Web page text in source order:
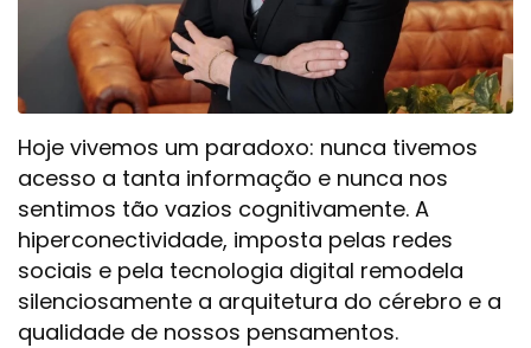
Hoje vivemos um paradoxo: nunca tivemos
acesso a tanta informação e nunca nos
sentimos tão vazios cognitivamente. A
hiperconectividade, imposta pelas redes
sociais e pela tecnologia digital remodela
silenciosamente a arquitetura do cérebro e a
qualidade de nossos pensamentos.